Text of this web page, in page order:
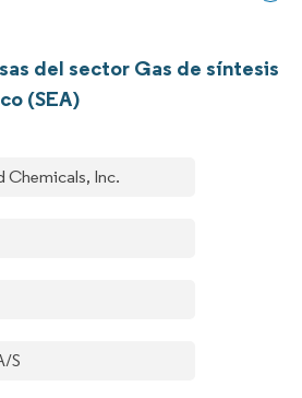
del sector Gas de síntesis
(SEA)
Chemicals, Inc.
S